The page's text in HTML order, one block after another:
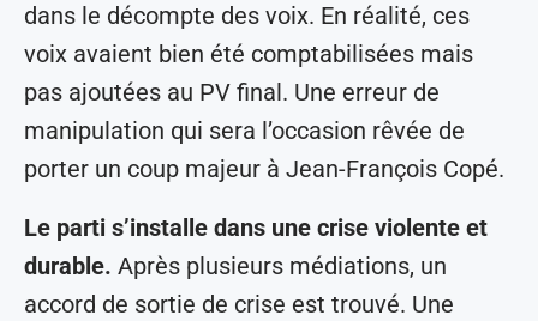
dans le décompte des voix. En réalité, ces
voix avaient bien été comptabilisées mais
pas ajoutées au PV final. Une erreur de
manipulation qui sera l’occasion rêvée de
porter un coup majeur à Jean-François Copé.
Le parti s’installe dans une crise violente et
durable. Après plusieurs médiations, un
accord de sortie de crise est trouvé. Une